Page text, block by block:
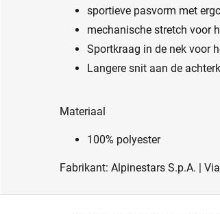
sportieve pasvorm met
mechanische stretch voor
Sportkraag in de nek voor
Langere snit aan de
Materiaal
100% polyester
Fabrikant: Alpinestars S.p.A. |